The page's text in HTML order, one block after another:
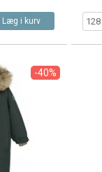
Læg i kurv
-40%